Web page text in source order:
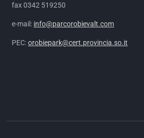
fax 0342 519250
e-mail: info@parcorobievalt.com
PEC:orobiepark@cert.provincia.so.it